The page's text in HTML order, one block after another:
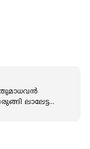
ലാലേട്ടന്റെ